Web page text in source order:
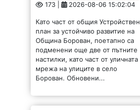
173 | 2026-08-06 15:02:04
Като част от общия Устройствен
план за устойчиво развитие на
Община Борован, поетапно са
подменени още две от пътните
настилки, като част от уличната
мрежа на улиците в село
Борован. Обновени...